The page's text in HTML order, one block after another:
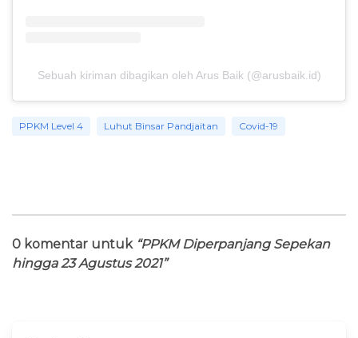
Sebuah kiriman dibagikan oleh Arus Baik (@arusbaik.id)
PPKM Level 4 Luhut Binsar Pandjaitan Covid-19
0 komentar untuk “PPKM Diperpanjang Sepekan
hingga 23 Agustus 2021”